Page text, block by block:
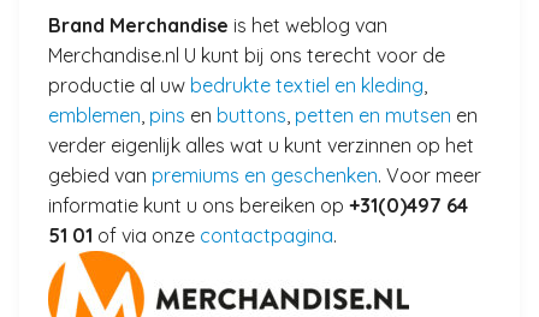
Brand Merchandise is het weblog van
Merchandise.nl U kunt bij ons terecht voor de
productie al uw bedrukte textiel en kleding,
emblemen, pins en buttons, petten en mutsen en
verder eigenlijk alles wat u kunt verzinnen op het
gebied van premiums en geschenken. Voor meer
informatie kunt u ons bereiken op +31(0)497 64
51 01 of via onze contactpagina.